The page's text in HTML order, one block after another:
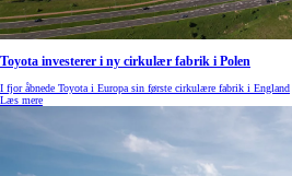
Toyota investerer i ny cirkulær fabrik i Polen
I fjor åbnede Toyota i Europa sin første cirkulære fabrik i England
Læs mere